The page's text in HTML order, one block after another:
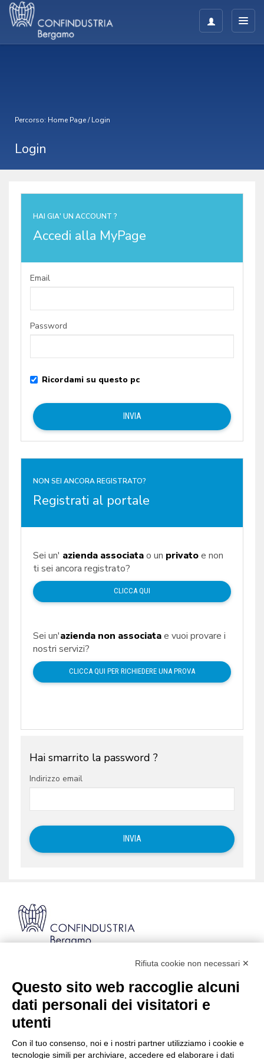
Percorso: Home Page/Login
Login
NON SEI ANCORA REGISTRATO?
Registrati al portale
Sei un' azienda associatao un privatoe non
ti sei ancora registrato?
CLICCA QUI
Sei un'azienda non associatae vuoi provare i
nostri servizi?
CLICCA QUI PER RICHIEDERE UNA PROVA
HAI GIA' UN ACCOUNT ?
Accedi alla MyPage
Email
Password
Ricordami su questo pc
Hai smarrito la password ?
Indirizzo email
Codice Fiscale: 80021750163 | PEC:
info@pec.confindustriabergamo.it
CONFINDUSTRIA BERGAMO
Rifiuta cookie non necessari ✕
Questo sito web raccoglie alcuni
dati personali dei visitatori e
utenti
Con il tuo consenso, noi e i nostri partner utilizziamo i cookie e
tecnologie simili per archiviare, accedere ed elaborare i dati